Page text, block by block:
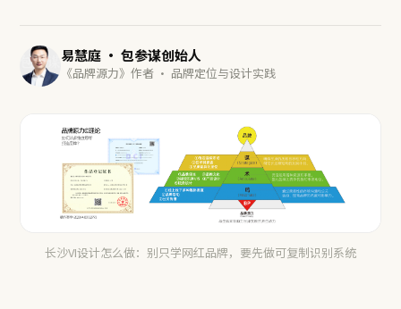
易慧庭 · 包参谋创始人
《品牌源力》作者 · 品牌定位与设计实践
长沙VI设计怎么做：别只学网红品牌，要先做可复制识别系统